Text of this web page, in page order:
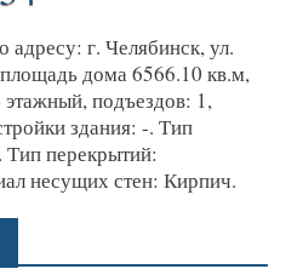
г. Челябинск, ул.
дома 6566.10 кв.м,
подъездов: 1,
здания: -. Тип
перекрытий:
несущих стен: Кирпич.